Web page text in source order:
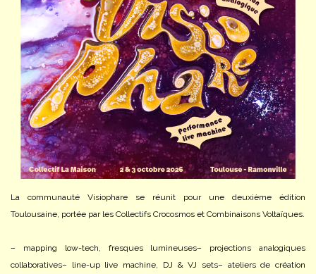
La communauté Visiophare se réunit pour une deuxième édition
Toulousaine, portée par les Collectifs Crocosmos et Combinaisons Voltaïques.
– mapping low-tech, fresques lumineuses– projections analogiques
collaboratives– line-up live machine, DJ & VJ sets– ateliers de création